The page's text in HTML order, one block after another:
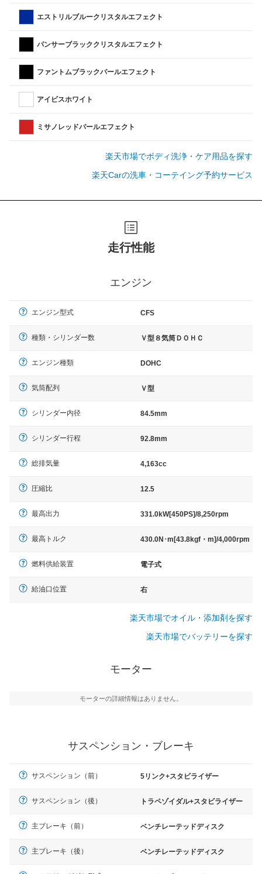
エストリルブルークリスタルエフェクト
パンサーブラッククリスタルエフェクト
ファントムブラックパールエフェクト
アイビスホワイト
ミサノレッドパールエフェクト
楽天市場でボディ洗浄・ケア用品を探す
楽天Carの洗車・コーテイング予約サービス
走行性能
エンジン
エンジン型式 CFS
種類・シリンダー数 Ｖ型８気筒ＤＯＨＣ
エンジン種類 DOHC
気筒配列 Ｖ型
シリンダー内径 84.5mm
シリンダー行程 92.8mm
総排気量 4,163cc
圧縮比 12.5
最高出力 331.0kW[450PS]/8,250rpm
最高トルク 430.0N･m[43.8kgf・m]/4,000rpm
燃料供給装置 電子式
給油口位置 右
楽天市場でオイル・添加剤を探す
楽天市場でバッテリーを探す
モーター
モーターの詳細情報はありません。
サスペンション・ブレーキ
サスペンション（前） 5リンク+スタビライザー
サスペンション（後） トラペゾイダル+スタビライザー
主ブレーキ（前） ベンチレーテッドディスク
主ブレーキ（後） ベンチレーテッドディスク